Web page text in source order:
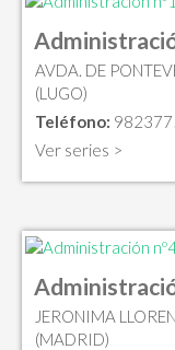
AVDA. DE
(LUGO)
Teléfono:
Ver series >
JERONIMA
(MADRID)